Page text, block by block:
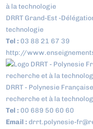
DRRT Grand-Est -
technologie
Tel : 03 88 21 67 39
http://
DRRT - Polynesie
recherche et à la
Tel : 00 689 50 60 60
Email : drrt.polynesie-